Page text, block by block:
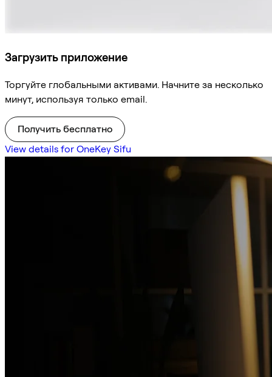
Загрузить приложение
Торгуйте глобальными активами. Начните за несколько
минут, используя только email.
Получить бесплатно
View details for OneKey Sifu